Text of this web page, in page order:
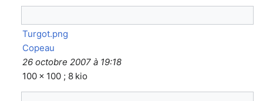
Turgot.png
Copeau
26 octobre 2007 à 19:18
100 × 100 ; 8 kio